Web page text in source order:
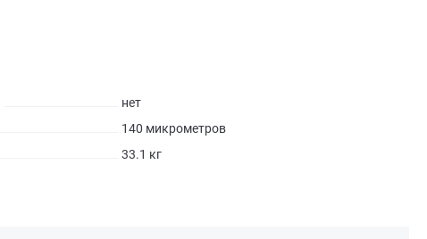
нет
140 микрометров
33.1 кг